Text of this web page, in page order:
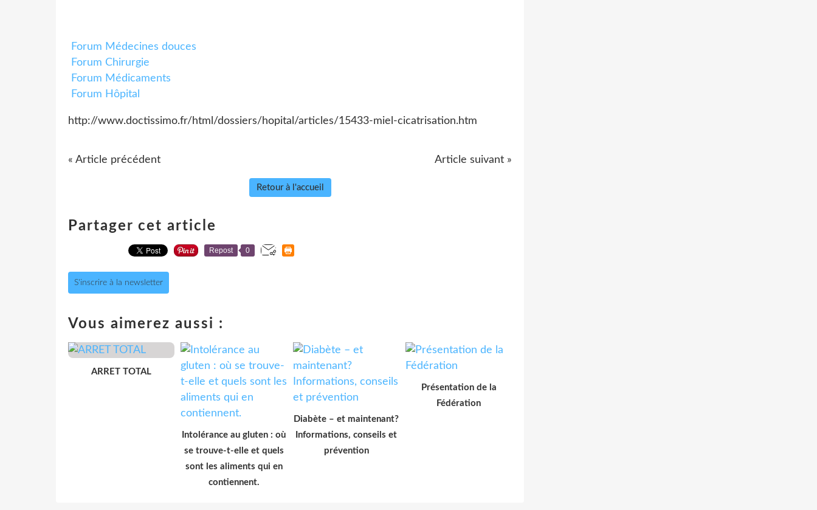
Forum Médecines douces
Forum Chirurgie
Forum Médicaments
Forum Hôpital
http://www.doctissimo.fr/html/dossiers/hopital/articles/15433-miel-cicatrisation.htm
« Article précédent Article suivant »
Retour à l'accueil
Partager cet article
Repost 0
S'inscrire à la newsletter
Vous aimerez aussi :
ARRET TOTAL
Intolérance au gluten : où
se trouve-t-elle et quels
sont les aliments qui en
contiennent.
Diabète – et maintenant?
Informations, conseils et
prévention
Présentation de la
Fédération